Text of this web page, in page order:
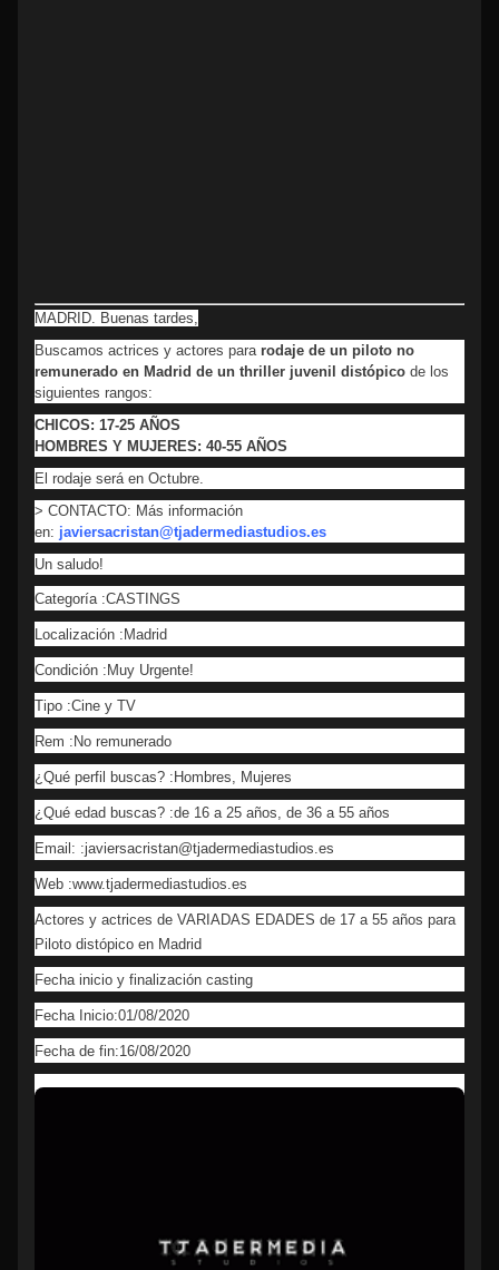
MADRID. Buenas tardes,
Buscamos actrices y actores para rodaje de un piloto no
remunerado en Madrid de un thriller juvenil distópico de los
siguientes rangos:
CHICOS: 17-25 AÑOS
HOMBRES Y MUJERES: 40-55 AÑOS
El rodaje será en Octubre.
> CONTACTO: Más información
en: javiersacristan@tjadermediastudios.es
Un saludo!
Categoría :CASTINGS
Localización :Madrid
Condición :Muy Urgente!
Tipo :Cine y TV
Rem :No remunerado
¿Qué perfil buscas? :Hombres, Mujeres
¿Qué edad buscas? :de 16 a 25 años, de 36 a 55 años
Email: :javiersacristan@tjadermediastudios.es
Web :www.tjadermediastudios.es
Actores y actrices de VARIADAS EDADES de 17 a 55 años para
Piloto distópico en Madrid
Fecha inicio y finalización casting
Fecha Inicio:01/08/2020
Fecha de fin:16/08/2020